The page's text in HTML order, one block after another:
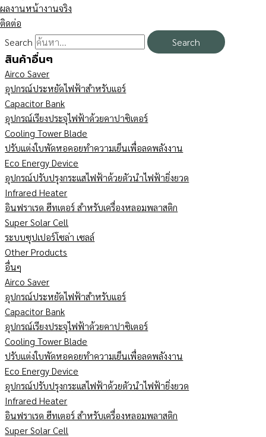
ผลงานหน้างานจริง
ติดต่อ
Search
Search
สินค้าอื่นๆ
Airco Saver
อุปกรณ์ประหยัดไฟฟ้าสำหรับแอร์
Capacitor Bank
อุปกรณ์เรียงประจุไฟฟ้าด้วยคาปาซิเตอร์
Cooling Tower Blade
ปรับแต่งใบพัดหอคอยทำความเย็นเพื่อลดพลังงาน
Eco Energy Device
อุปกรณ์ปรับปรุงกระแสไฟฟ้าด้วยตัวนำไฟฟ้ายิ่งยวด
Infrared Heater
อินฟราเรด ฮีทเตอร์ สำหรับเครื่องหลอมพลาสติก
Super Solar Cell
ระบบซุปเปอร์โซล่า เซลล์
Other Products
อื่นๆ
Airco Saver
อุปกรณ์ประหยัดไฟฟ้าสำหรับแอร์
Capacitor Bank
อุปกรณ์เรียงประจุไฟฟ้าด้วยคาปาซิเตอร์
Cooling Tower Blade
ปรับแต่งใบพัดหอคอยทำความเย็นเพื่อลดพลังงาน
Eco Energy Device
อุปกรณ์ปรับปรุงกระแสไฟฟ้าด้วยตัวนำไฟฟ้ายิ่งยวด
Infrared Heater
อินฟราเรด ฮีทเตอร์ สำหรับเครื่องหลอมพลาสติก
Super Solar Cell